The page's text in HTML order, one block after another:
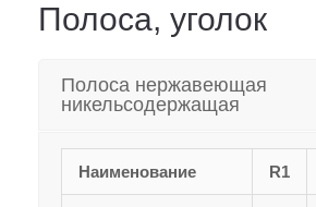
Полоса, уголок
Полоса нержавеющая
никельсодержащая
Наименование R1